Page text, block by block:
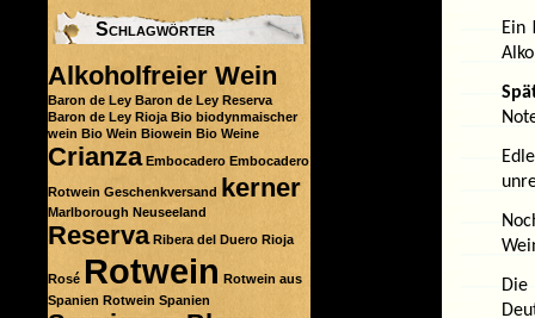
Ein
Schlagwörter
Alkoholfreier Wein
Baron de Ley Baron de Ley Reserva
Baron de Ley Rioja Bio biodynmaischer
wein Bio Wein Biowein Bio Weine
Crianza Embocadero Embocadero
Rotwein Geschenkversand kerner
Marlborough Neuseeland
Reserva Ribera del Duero Rioja
Rosé Rotwein Rotwein aus
Spanien Rotwein Spanien